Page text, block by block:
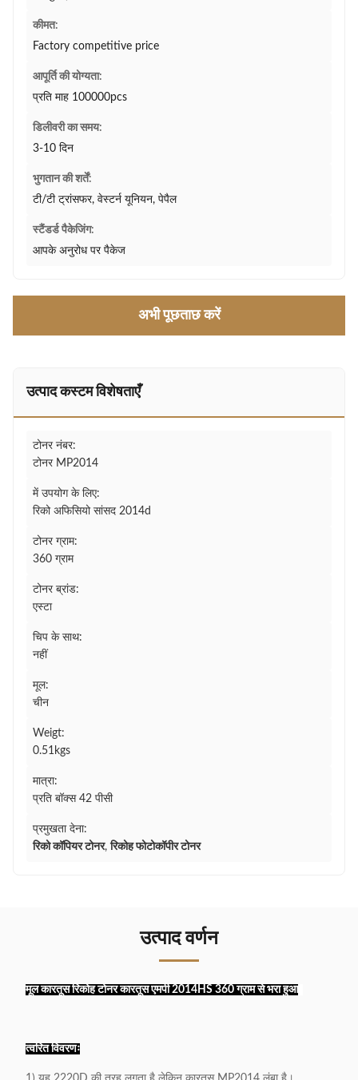
कीमत:
Factory competitive price
आपूर्ति की योग्यता:
प्रति माह 100000pcs
डिलीवरी का समय:
3-10 दिन
भुगतान की शर्तें:
टी/टी ट्रांसफर, वेस्टर्न यूनियन, पेपैल
स्टैंडर्ड पैकेजिंग:
आपके अनुरोध पर पैकेज
अभी पूछताछ करें
उत्पाद कस्टम विशेषताएँ
टोनर नंबर:
टोनर MP2014
में उपयोग के लिए:
रिको अफिसियो सांसद 2014d
टोनर ग्राम:
360 ग्राम
टोनर ब्रांड:
एस्टा
चिप के साथ:
नहीं
मूल:
चीन
Weigt:
0.51kgs
मात्रा:
प्रति बॉक्स 42 पीसी
प्रमुखता देना:
रिको कॉपियर टोनर,रिकोह फोटोकॉपीर टोनर
उत्पाद वर्णन
मूल कारतूस रिकोह टोनर कारतूस एमपी 2014HS 360 ग्राम से भरा हुआ
त्वरित विवरणः